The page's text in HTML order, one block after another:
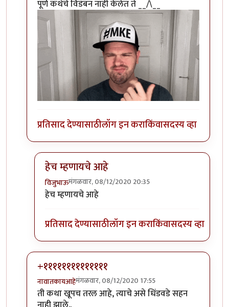
पूर्ण कथेचे विडंबन नाही केलेत ते __/\__
प्रतिसाद देण्यासाठीलॉग इन कराकिंवासदस्य व्हा
हेच म्हणायचे आहे
विजुभाऊमंगळवार, 08/12/2020 20:35
In reply to+१by
हेच म्हणायचे आहे
प्रतिसाद देण्यासाठीलॉग इन कराकिंवासदस्य व्हा
+११११११११११११११
नावातकायआहेमंगळवार, 08/12/2020 17:55
In reply toबोंबला...byआनन्दा
ती कथा खूपच तरल आहे, त्याचे असे धिंडवडे सहन